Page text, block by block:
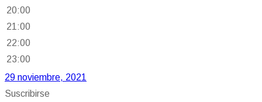
20:00
21:00
22:00
23:00
29 noviembre, 2021
Suscribirse